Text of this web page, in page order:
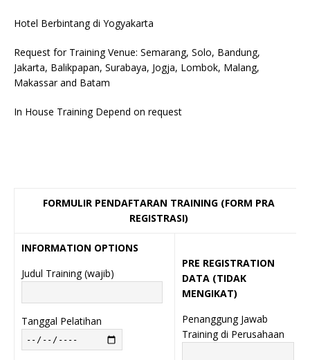
Hotel Berbintang di Yogyakarta
Request for Training Venue: Semarang, Solo, Bandung,
Jakarta, Balikpapan, Surabaya, Jogja, Lombok, Malang,
Makassar and Batam
In House Training Depend on request
FORMULIR PENDAFTARAN TRAINING (FORM PRA
REGISTRASI)
INFORMATION OPTIONS
Judul Training (wajib)
Tanggal Pelatihan
PRE REGISTRATION
DATA (TIDAK
MENGIKAT)
Penanggung Jawab
Training di Perusahaan